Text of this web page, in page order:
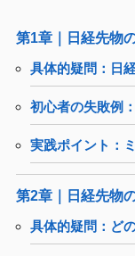
第1章｜日経先物
具体的疑問：日
初心者の失敗例
実践ポイント：
第2章｜日経先物
具体的疑問：ど